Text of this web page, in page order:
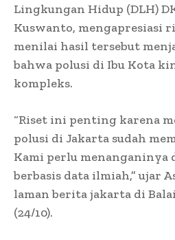
Lingkungan Hidup (DLH)
Kuswanto, mengapresiasi
menilai hasil tersebut
bahwa polusi di Ibu Kota
kompleks.
“Riset ini penting karena
polusi di Jakarta sudah
Kami perlu menanganinya
berbasis data ilmiah,” ujar
laman berita jakarta di
(24/10).